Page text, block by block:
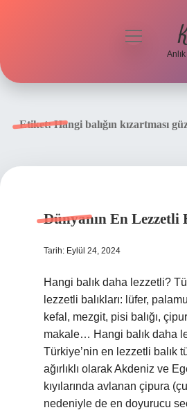
menüyü
Etiket:Hangi balığın kızartması
Dünyanın En Lezzetli
Tarih: Eylül 24, 2024
Hangi balık daha lezzetli?
lezzetli balıkları: lüfer,
kefal, mezgit, pisi balığı,
makale… Hangi balık daha
Türkiye’nin en lezzetli balık
ağırlıklı olarak Akdeniz ve
kıyılarında avlanan çipura
nedeniyle de en doyurucu